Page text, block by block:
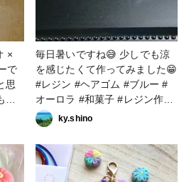
で
です
毎日暑いですね😅 少しでも涼
を感じたくて作ってみました😁
#レジン #ヘアゴム #ブルー #
オーロラ #和菓子 #レジン作品
コンテスト2022 #ヘアアクセ
サリー
ky.shino